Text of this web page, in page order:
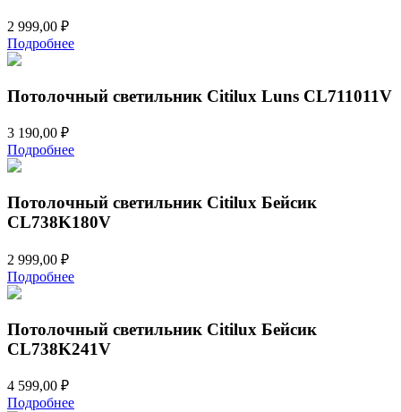
2 999,00 ₽
Подробнее
Потолочный светильник Citilux Luns CL711011V
3 190,00 ₽
Подробнее
Потолочный светильник Citilux Бейсик
CL738K180V
2 999,00 ₽
Подробнее
Потолочный светильник Citilux Бейсик
CL738K241V
4 599,00 ₽
Подробнее